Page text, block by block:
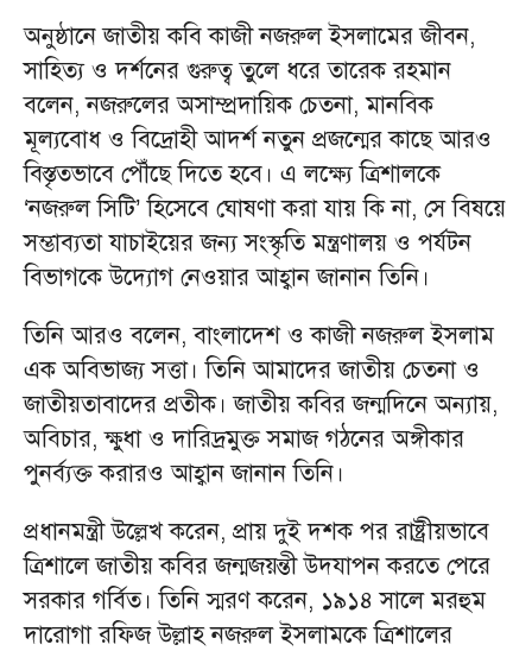
অনুষ্ঠানে জাতীয় কবি কাজী নজরুল ইসলামের জীবন,
সাহিত্য ও দর্শনের গুরুত্ব তুলে ধরে তারেক রহমান
বলেন, নজরুলের অসাম্প্রদায়িক চেতনা, মানবিক
মূল্যবোধ ও বিদ্রোহী আদর্শ নতুন প্রজন্মের কাছে আরও
বিস্তৃতভাবে পৌঁছে দিতে হবে। এ লক্ষ্যে ত্রিশালকে
‘নজরুল সিটি’ হিসেবে ঘোষণা করা যায় কি না, সে বিষয়ে
সম্ভাব্যতা যাচাইয়ের জন্য সংস্কৃতি মন্ত্রণালয় ও পর্যটন
বিভাগকে উদ্যোগ নেওয়ার আহ্বান জানান তিনি।
তিনি আরও বলেন, বাংলাদেশ ও কাজী নজরুল ইসলাম
এক অবিভাজ্য সত্তা। তিনি আমাদের জাতীয় চেতনা ও
জাতীয়তাবাদের প্রতীক। জাতীয় কবির জন্মদিনে অন্যায়,
অবিচার, ক্ষুধা ও দারিদ্রমুক্ত সমাজ গঠনের অঙ্গীকার
পুনর্ব্যক্ত করারও আহ্বান জানান তিনি।
প্রধানমন্ত্রী উল্লেখ করেন, প্রায় দুই দশক পর রাষ্ট্রীয়ভাবে
ত্রিশালে জাতীয় কবির জন্মজয়ন্তী উদযাপন করতে পেরে
সরকার গর্বিত। তিনি স্মরণ করেন, ১৯১৪ সালে মরহুম
দারোগা রফিজ উল্লাহ নজরুল ইসলামকে ত্রিশালের